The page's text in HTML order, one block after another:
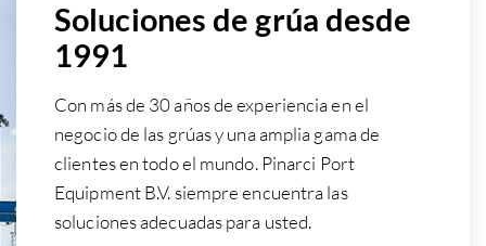
Soluciones de grúa desde
1991
Con más de 30 años de experiencia en el
negocio de las grúas y una amplia gama de
clientes en todo el mundo. Pinarci Port
Equipment B.V. siempre encuentra las
soluciones adecuadas para usted.